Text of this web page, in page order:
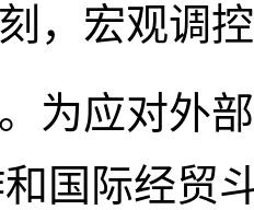
，宏观调
为应对外
国际经贸